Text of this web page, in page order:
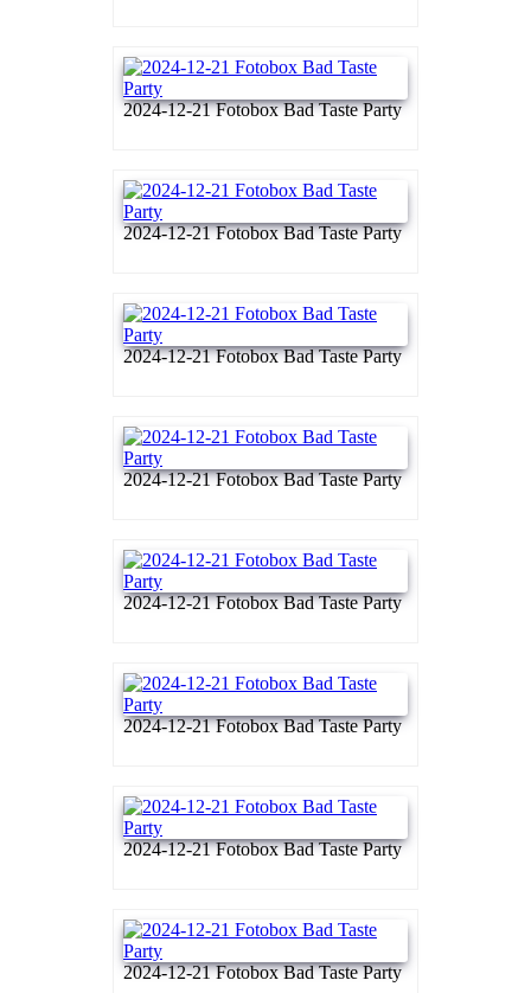
2024-12-21 Fotobox Bad Taste Party
2024-12-21 Fotobox Bad Taste Party
2024-12-21 Fotobox Bad Taste Party
2024-12-21 Fotobox Bad Taste Party
2024-12-21 Fotobox Bad Taste Party
2024-12-21 Fotobox Bad Taste Party
2024-12-21 Fotobox Bad Taste Party
2024-12-21 Fotobox Bad Taste Party